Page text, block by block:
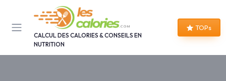
CALCUL DES CALORIES & CONSEILS EN
NUTRITION
TOPs
Panneau de gestion des cookies